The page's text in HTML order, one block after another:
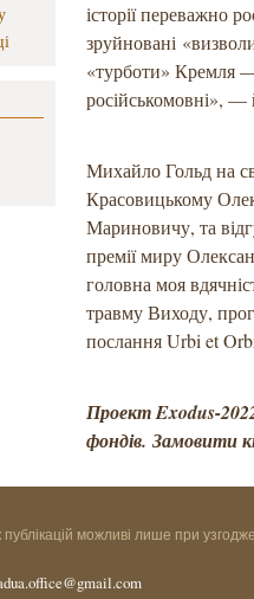
історії переважно
зруйновані
«турботи» Кремля
російськомовні», —
Михайло Гольд на
Красовицькому
Мариновичу, та
премії миру
головна моя
травму Виходу,
послання Urbi et
Проект Exodus-
фондів. Замовити
можливі лише при